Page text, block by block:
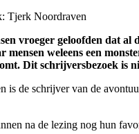
Tjerk Noordraven
vroeger geloofden dat al
mensen weleens een
Dit schrijversbezoek is
is de schrijver van de
na de lezing nog hun